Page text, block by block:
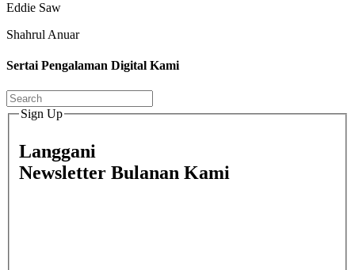
Eddie Saw
Shahrul Anuar
Sertai Pengalaman Digital Kami
Sign Up
Langgani
Newsletter Bulanan Kami